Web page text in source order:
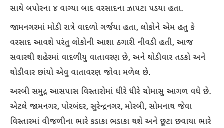
સાથે બપોરના ૪ વાગ્યા બાદ વરસાદના ઝાપટા પડયા હતા.
જામનગરમાં મોડી રાત્રે વાદળો ગર્જયા હતા, લોકોને એમ હતુ કે
વરસાદ આવશે પરંતુ લોકોની આશા ઠગારી નીવડી હતી, આજ
સવારથી શહેરમાં વાદળીયુ વાતાવરણ છે, અને થોડીવાર તડકો અને
થોડીવાર છાંયો એવુ વાતાવરણ જોવા મળેલ છે.
અરબી સમુદ્ર આસપાસ વિસ્તારોમાં ધીરે ધીરે ચોમાસુ આગળ વધે છે.
એટલે જામનગર, પોરબંદર, સુરેન્દ્રનગર, મોરબી, સોમનાથ જેવા
વિસ્તારમાં વીજળીના ભારે કડાકા ભડાકા થશે અને છૂટા છવાયા ભારે